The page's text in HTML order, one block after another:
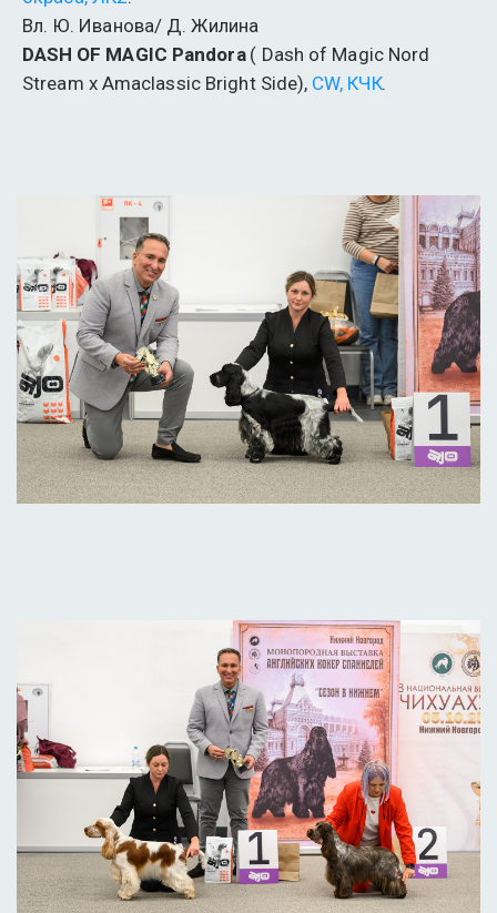
Вл. Ю. Иванова/ Д. Жилина
DASH OF MAGIC Pandora ( Dash of Magic Nord
Stream x Amaclassic Bright Side), CW, КЧК.